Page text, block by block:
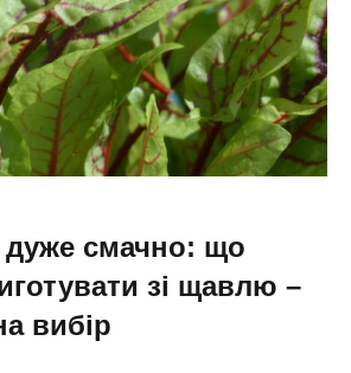
дуже смачно: що
зі щавлю –
вибір